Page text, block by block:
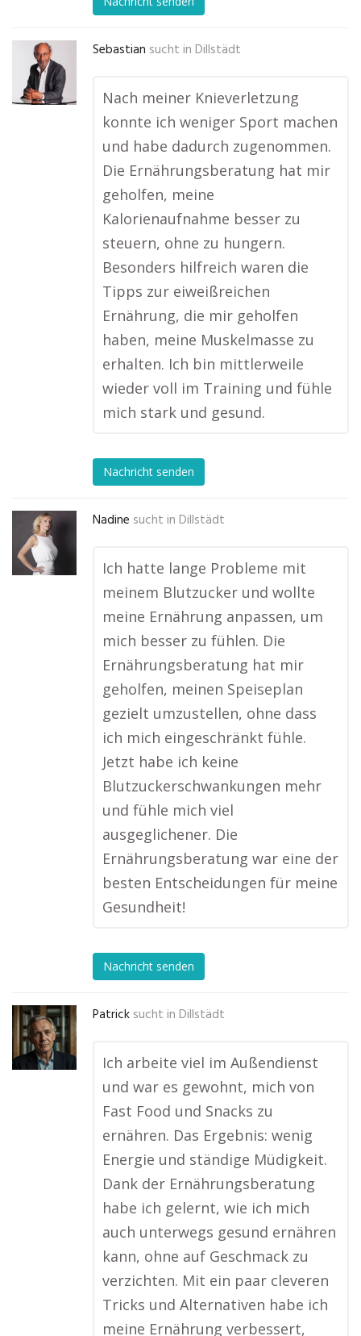
Sebastian sucht in Dillstädt
Nach meiner Knieverletzung
konnte ich weniger Sport machen
und habe dadurch zugenommen.
Die Ernährungsberatung hat mir
geholfen, meine
Kalorienaufnahme besser zu
steuern, ohne zu hungern.
Besonders hilfreich waren die
Tipps zur eiweißreichen
Ernährung, die mir geholfen
haben, meine Muskelmasse zu
erhalten. Ich bin mittlerweile
wieder voll im Training und fühle
mich stark und gesund.
Nachricht senden
Nadine sucht in Dillstädt
Ich hatte lange Probleme mit
meinem Blutzucker und wollte
meine Ernährung anpassen, um
mich besser zu fühlen. Die
Ernährungsberatung hat mir
geholfen, meinen Speiseplan
gezielt umzustellen, ohne dass
ich mich eingeschränkt fühle.
Jetzt habe ich keine
Blutzuckerschwankungen mehr
und fühle mich viel
ausgeglichener. Die
Ernährungsberatung war eine der
besten Entscheidungen für meine
Gesundheit!
Nachricht senden
Patrick sucht in Dillstädt
Ich arbeite viel im Außendienst
und war es gewohnt, mich von
Fast Food und Snacks zu
ernähren. Das Ergebnis: wenig
Energie und ständige Müdigkeit.
Dank der Ernährungsberatung
habe ich gelernt, wie ich mich
auch unterwegs gesund ernähren
kann, ohne auf Geschmack zu
verzichten. Mit ein paar cleveren
Tricks und Alternativen habe ich
meine Ernährung verbessert,